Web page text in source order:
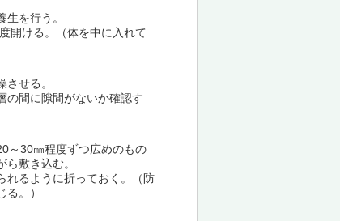
を行う。
開ける。（体を中に入れて
せる。
の間に隙間がないか確認す
～30㎜程度ずつ広めのもの
敷き込む。
れるように折っておく。（防
。）